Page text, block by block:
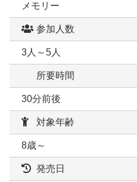
メモリー
参加人数
3人～5人
所要時間
30分前後
対象年齢
8歳～
発売日